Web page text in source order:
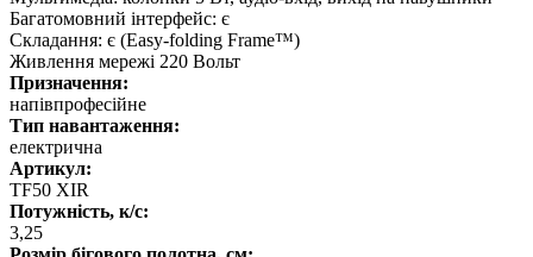
Багатомовний інтерфейс: є
Складання: є (Easy-folding Frame™)
Живлення мережі 220 Вольт
Призначення:
напівпрофесійне
Тип навантаження:
електрична
Артикул:
TF50 XIR
Потужність, к/с:
3,25